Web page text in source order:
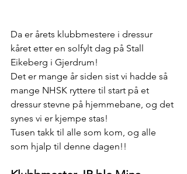
Da er årets klubbmestere i dressur
kåret etter en solfylt dag på Stall
Eikeberg i Gjerdrum!
Det er mange år siden sist vi hadde så
mange NHSK ryttere til start på et
dressur stevne på hjemmebane, og det
synes vi er kjempe stas!
Tusen takk til alle som kom, og alle
som hjalp til denne dagen!!